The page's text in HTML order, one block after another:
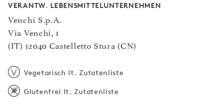
VERANTW. LEBENSMITTELUNTERNEHMEN
Venchi S.p.A.
Via Venchi, 1
(IT) 12040 Castelletto Stura (CN)
Vegetarisch lt. Zutatenliste
Glutenfrei lt. Zutatenliste